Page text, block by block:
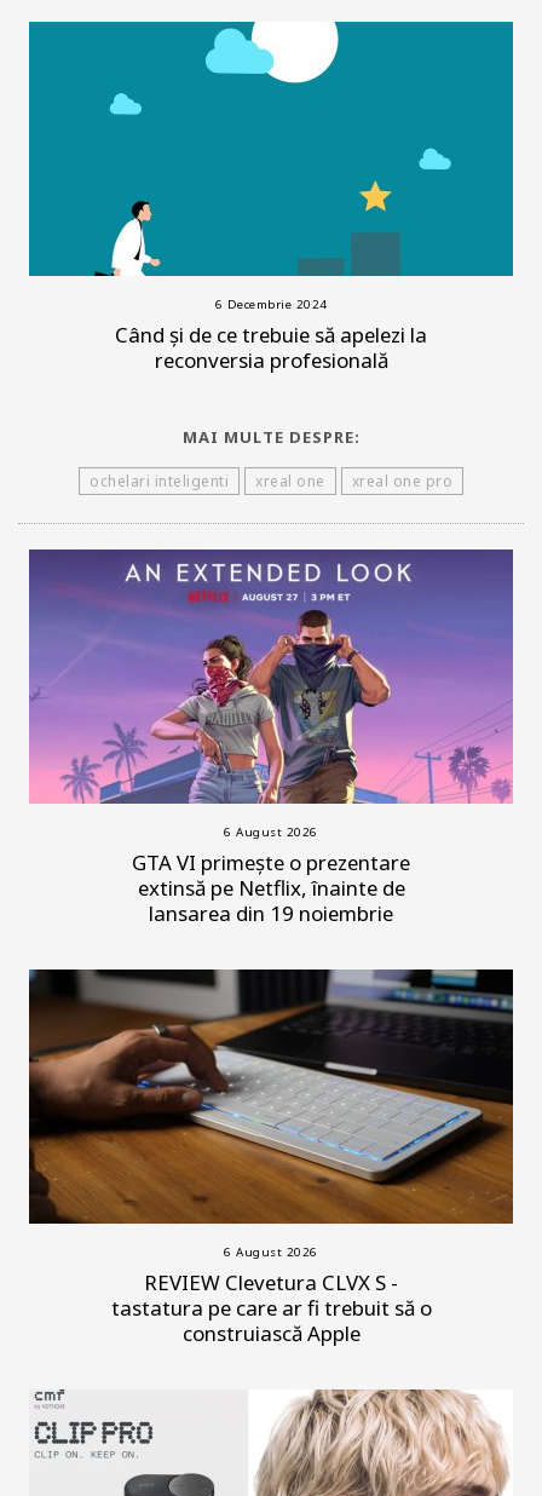
6 Decembrie 2024
Când și de ce trebuie să apelezi la
reconversia profesională
MAI MULTE DESPRE:
ochelari inteligenti xreal one xreal one pro
6 August 2026
GTA VI primește o prezentare
extinsă pe Netflix, înainte de
lansarea din 19 noiembrie
6 August 2026
REVIEW Clevetura CLVX S -
tastatura pe care ar fi trebuit să o
construiască Apple